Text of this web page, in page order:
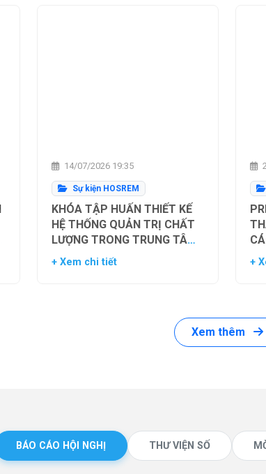
14/07/2026 19:35
Sự kiện HOSREM
KHÓA TẬP HUẤN THIẾT KẾ
HỆ THỐNG QUẢN TRỊ CHẤT
LƯỢNG TRONG TRUNG TÂM
THỤ TINH TRONG ỐNG
+ Xem chi tiết +
Xem thêm
BÁO CÁO HỘI NGHỊ THƯ VIỆN SỐ